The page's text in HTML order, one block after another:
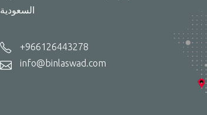
السعودية
+966126443278
info@binlaswad.com